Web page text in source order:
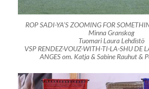
ROP SADI-YA’S ZOOMING FOR
Minna Granskog
Tuomari Laura Lehdistö
VSP RENDEZ-VOUZ-WITH-TI-LA-SHU DE
ANGES om. Katja & Sabine Rauhut &